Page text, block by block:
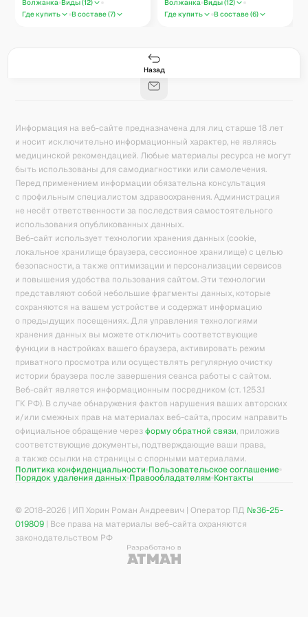
Волжанка Виды (12)
Где купить
В составе (7)
Волжанка Виды (12)
Где купить
В составе (6)
Назад
171
Калькулятор калорий
Информация на веб-сайте предназначена для лиц старше 18 лет
и носит исключительно информационный характер, не являясь
медицинской рекомендацией. Любые материалы ресурса не могут
быть использованы для самодиагностики или самолечения.
Перед применением информации обязательна консультация
с профильным специалистом здравоохранения. Администрация
не несёт ответственности за последствия самостоятельного
использования опубликованных данных.
Веб-сайт использует технологии хранения данных (cookie,
локальное хранилище браузера, сессионное хранилище) с целью
безопасности, а также оптимизации и персонализации сервисов
и повышения удобства пользования сайтом. Эти технологии
представляют собой небольшие фрагменты данных, которые
сохраняются на вашем устройстве и содержат информацию
о предыдущих посещениях. Для управления технологиями
хранения данных вы можете отключить соответствующие
функции в настройках вашего браузера, активировать режим
приватного просмотра или осуществлять регулярную очистку
истории браузера после завершения сеанса работы с сайтом.
Веб-сайт является информационным посредником (ст. 1253.1
ГК РФ). В случае обнаружения фактов нарушения ваших авторских
и/или смежных прав на материалах веб-сайта, просим направить
официальное обращение через форму обратной связи, приложив
соответствующие документы, подтверждающие ваши права,
а также ссылки на страницы с спорными материалами.
Политика конфиденциальности Пользовательское соглашение
Порядок удаления данных Правообладателям Контакты
© 2018-2026 | ИП Хорин Роман Андреевич | Оператор ПД №36-25-
019809 | Все права на материалы веб-сайта охраняются
законодательством РФ